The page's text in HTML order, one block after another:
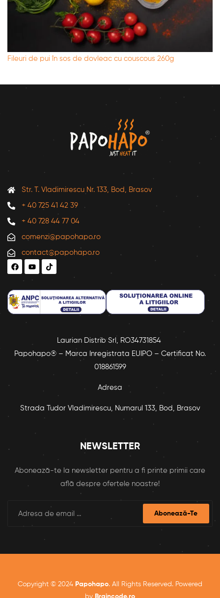
Fileuri de pui în sos de dovleac cu couscous 260g
Str. T. Vladimirescu Nr. 133, Bod, Brasov
+ 40 725 41 42 39
+ 40 728 44 77 04
comenzi@papohapo.ro
contact@papohapo.ro
Laurian Distrib Srl, RO34731854
Papohapo® – Marca Inregistrata EUIPO – Certificat No.
018861599
Adresa
Strada Tudor Vladimirescu, Numarul 133, Bod, Brasov
NEWSLETTER
Abonează-te la newsletter pentru a fi printe primii care
află despre ofertele noastre!
Abonează-Te
Copyright © 2024 Papohapo. All Rights Reserved. Powered